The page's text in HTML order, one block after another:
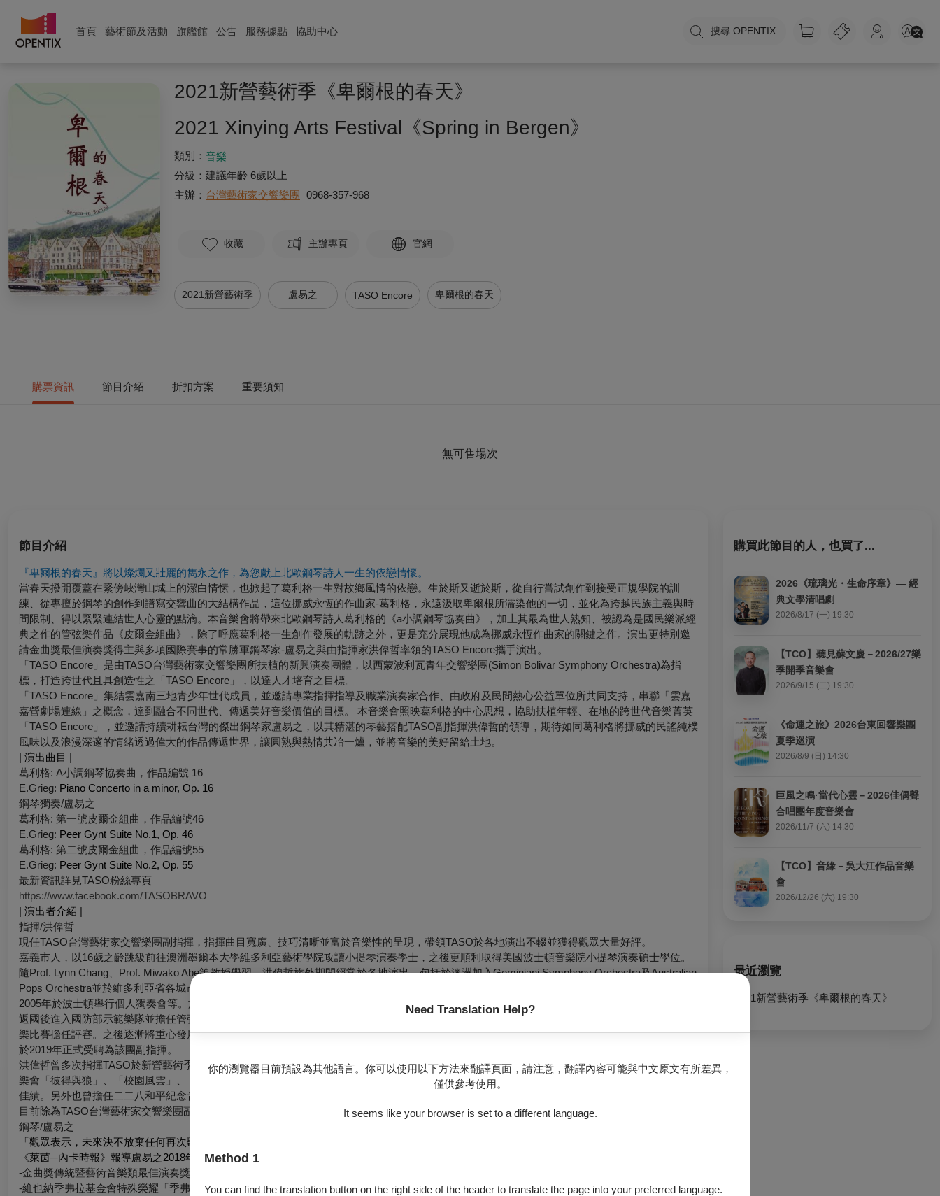
首頁 藝術節及活動 旗艦館 公告 服務據點 協助中心 搜尋 OPENTIX
Need Translation Help?
你的瀏覽器目前預設為其他語言。你可以使用以下方法來翻譯頁面，請注意，翻譯內容可能與中文原文有所差異，
僅供參考使用。
It seems like your browser is set to a different language.
Method 1
You can find the translation button on the right side of the header to translate the page into your preferred language.
2021新營藝術季《卑爾根的春天》
2021 Xinying Arts Festival《Spring in Bergen》
類別： 音樂
分級： 建議年齡 6歲以上
主辦： 台灣藝術家交響樂團 0968-357-968
收藏 主辦專頁 官網
2021新營藝術季 盧易之 TASO Encore 卑爾根的春天
購票資訊 節目介紹 折扣方案 重要須知
無可售場次
節目介紹
『卑爾根的春天』將以燦爛又壯麗的雋永之作，為您獻上北歐鋼琴詩人一生的依戀情懷。
當春天撥開覆蓋在緊傍峽灣山城上的潔白情愫，也掀起了葛利格一生對故鄉風情的依戀。生於斯又逝於斯，從自行嘗試創作到接受正規學院的訓
練、從專擅於鋼琴的創作到譜寫交響曲的大結構作品，這位挪威永恆的作曲家-葛利格，永遠汲取卑爾根所濡染他的一切，並化為跨越民族主義與時
間限制、得以緊緊連結世人心靈的點滴。本音樂會將帶來北歐鋼琴詩人葛利格的《a小調鋼琴協奏曲》，加上其最為世人熟知、被認為是國民樂派經
典之作的管弦樂作品《皮爾金組曲》，除了呼應葛利格一生創作發展的軌跡之外，更是充分展現他成為挪威永恆作曲家的關鍵之作。演出更特別邀
請金曲獎最佳演奏獎得主與多項國際賽事的常勝軍鋼琴家-盧易之與由指揮家洪偉哲率領的TASO Encore攜手演出。
「TASO Encore」是由TASO台灣藝術家交響樂團所扶植的新興演奏團體，以西蒙波利瓦青年交響樂團(Simon Bolivar Symphony Orchestra)為指
標，打造跨世代且具創造性之「TASO Encore」，以達人才培育之目標。
「TASO Encore」集結雲嘉南三地青少年世代成員，並邀請專業指揮指導及職業演奏家合作、由政府及民間熱心公益單位所共同支持，串聯「雲嘉
嘉營劇場連線」之概念，達到融合不同世代、傳遞美好音樂價值的目標。
本音樂會照映葛利格的中心思想，協助扶植年輕、在地的跨世代音樂菁英
「TASO Encore」，並邀請持續耕耘台灣的傑出鋼琴家盧易之，以其精湛的琴藝搭配TASO副指揮洪偉哲的領導，期待如同葛利格將挪威的民謠純樸
風味以及浪漫深邃的情緒透過偉大的作品傳遞世界，讓圓熟與熱情共冶一爐，並將音樂的美好留給土地。
| 演出曲目 |
葛利格: A小調鋼琴協奏曲，作品編號 16
E.Grieg: Piano Concerto in a minor, Op. 16
鋼琴獨奏/盧易之
葛利格: 第一號皮爾金組曲，作品編號46
E.Grieg: Peer Gynt Suite No.1, Op. 46
葛利格: 第二號皮爾金組曲，作品編號55
E.Grieg: Peer Gynt Suite No.2, Op. 55
最新資訊詳見TASO粉絲專頁
https://www.facebook.com/TASOBRAVO
| 演出者介紹 |
指揮/洪偉哲
現任TASO台灣藝術家交響樂團副指揮，指揮曲目寬廣、技巧清晰並富於音樂性的呈現，帶領TASO於各地演出不輟並獲得觀眾大量好評。
嘉義市人，以16歲之齡跳級前往澳洲墨爾本大學維多利亞藝術學院攻讀小提琴演奏學士，之後更順利取得美國波士頓音樂院小提琴演奏碩士學位。
隨Prof. Lynn Chang、Prof. Miwako Abe等教授學習。洪偉哲旅外期間經常於各地演出，包括於澳洲加入Geminiani Symphony Orchestra及Australian
Pops Orchestra並於維多利亞省各城市巡迴演出，於美國連續兩年獲得麻州Musicorda音樂節獎學金，並參與其他多場獨奏、室內樂等演出，包含
2005年於波士頓舉行個人獨奏會等。旅外期間亦曾接受小提琴演奏家Pamela Franck、Olen Krysa、Duo Sol等大師指導。
返國後進入國防部示範樂隊並擔任管弦樂團首席，多次於總統府擔綱演出。退伍後致力於協奏、獨奏、室內樂、樂團等演出活動，及受邀於各項音
樂比賽擔任評審。之後逐漸將重心發展至指揮領域，在受邀擔任TASO台灣藝術家交響樂團多場演出客席指揮、並受到團員及觀眾的一致肯定之後，
於2019年正式受聘為該團副指揮。
洪偉哲曾多次指揮TASO於新營藝術季、雲嘉嘉營夏至藝術季、屏東南國藝術季、臺南文化中心館慶藝術季演出，更固定於TASO品牌互動式親子音
樂會「彼得與狼」、「校園風雲」、「誰怕虎姑婆」、「動物狂歡節」等系列節目擔綱指揮，其專業的能力與親切的態度廣受親子喜愛，票房屢創
佳績。另外也曾擔任二二八和平紀念音樂會等重要演出之指揮工作。
目前除為TASO台灣藝術家交響樂團副指揮外，亦擔任嘉義市民管弦樂團音樂總監暨指揮。
鋼琴/盧易之
「觀眾表示，未來決不放棄任何再次聽到盧易之現場演奏的機會」
《萊茵─內卡時報》報導盧易之2018年〈歐洲與臺灣的詼諧〉獨奏會
-金曲獎傳統暨藝術音樂類最佳演奏獎得主
-維也納季弗拉基金會特殊榮耀「季弗拉大獎」得主
購買此節目的人，也買了...
2026《琉璃光・生命序章》— 經
典文學清唱劇
2026/8/17 (一) 19:30
【TCO】聽見蘇文慶－2026/27樂
季開季音樂會
2026/9/15 (二) 19:30
《命運之旅》2026台東回響樂團
夏季巡演
2026/8/9 (日) 14:30
巨風之鳴·當代心靈－2026佳偶聲
合唱團年度音樂會
2026/11/7 (六) 14:30
【TCO】音緣－吳大江作品音樂
會
2026/12/26 (六) 19:30
最近瀏覽
2021新營藝術季《卑爾根的春天》